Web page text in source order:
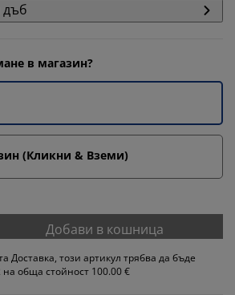
дъб
в магазин?
(Кликни & Вземи)
Добави в кошница
Доставка, този артикул трябва да бъде
на обща стойност 100.00 €